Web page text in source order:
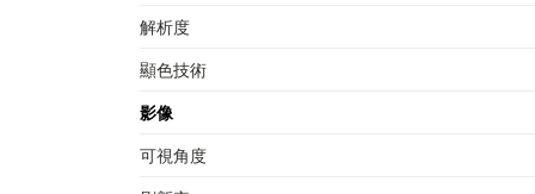
解析度
顯色技術
影像
可視角度